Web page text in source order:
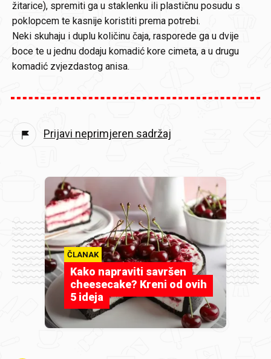
žitarice), spremiti ga u staklenku ili plastičnu posudu s
poklopcem te kasnije koristiti prema potrebi.
Neki skuhaju i duplu količinu čaja, rasporede ga u dvije
boce te u jednu dodaju komadić kore cimeta, a u drugu
komadić zvjezdastog anisa.
Prijavi neprimjeren sadržaj
ČLANAK
Kako napraviti savršen
cheesecake? Kreni od ovih
5 ideja